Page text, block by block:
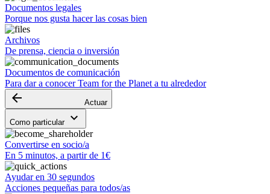
Documentos legales
Porque nos gusta hacer las cosas bien
Archivos
De prensa, ciencia o inversión
Documentos de comunicación
Para dar a conocer Team for the Planet a tu alrededor
arrow_backward Actuar
Como particular keyboard_arrow_down
Convertirse en socio/a
En 5 minutos, a partir de 1€
Ayudar en 30 segundos
Acciones pequeñas para todos/as